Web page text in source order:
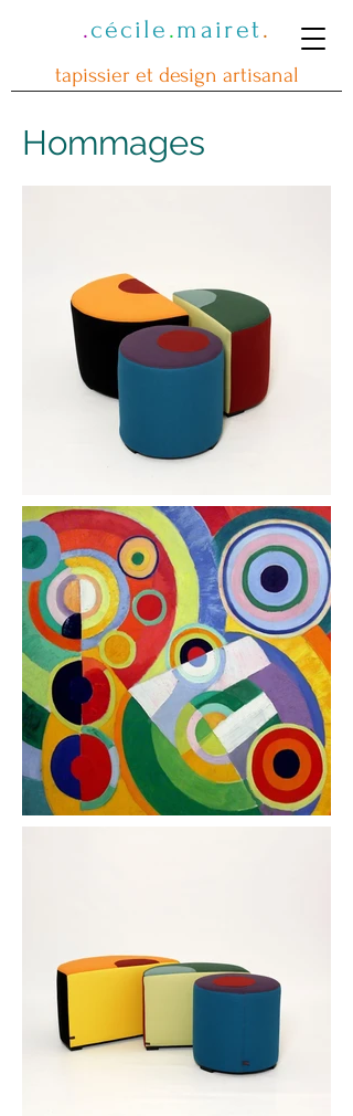
.cécile.mairet.
tapissier et design artisanal
Hommages